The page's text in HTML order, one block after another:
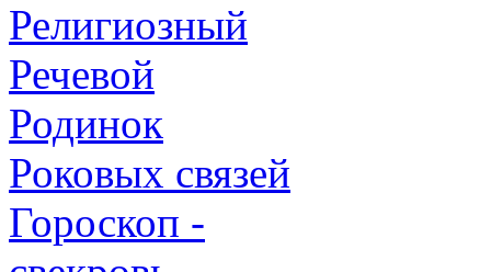
Религиозный
Речевой
Родинок
Роковых связей
Гороскоп -